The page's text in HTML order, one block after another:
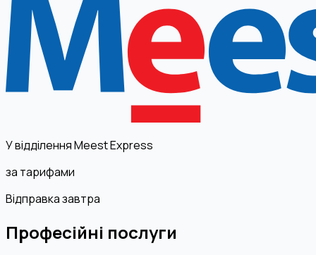
У відділення Meest Express
за тарифами
Відправка завтра
Професійні послуги